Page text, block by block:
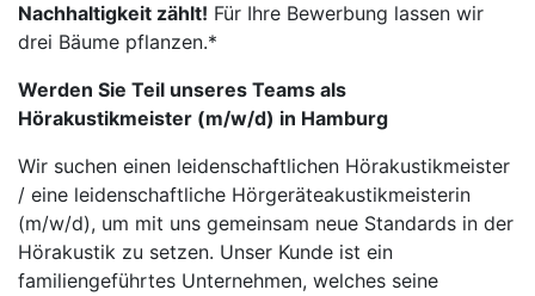
Nachhaltigkeit zählt! Für Ihre Bewerbung lassen wir
drei Bäume pflanzen.*
Werden Sie Teil unseres Teams als
Hörakustikmeister (m/w/d) in Hamburg
Wir suchen einen leidenschaftlichen Hörakustikmeister
/ eine leidenschaftliche Hörgeräteakustikmeisterin
(m/w/d), um mit uns gemeinsam neue Standards in der
Hörakustik zu setzen. Unser Kunde ist ein
familiengeführtes Unternehmen, welches seine